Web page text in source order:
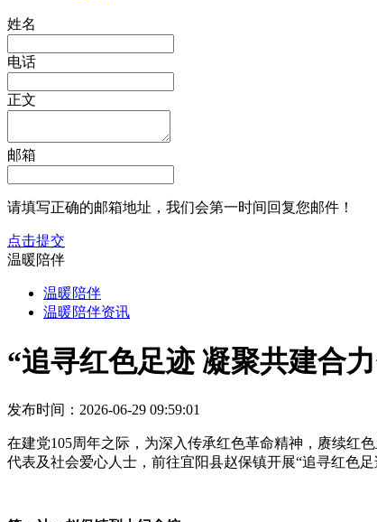
姓名
电话
正文
邮箱
请填写正确的邮箱地址，我们会第一时间回复您邮件！
点击提交
温暖陪伴
温暖陪伴
温暖陪伴资讯
“追寻红色足迹 凝聚共建合
发布时间：2026-06-29 09:59:01
在建党105周年之际，为深入传承红色革命精神，赓续红
代表及社会爱心人士，前往宜阳县赵保镇开展“追寻红色